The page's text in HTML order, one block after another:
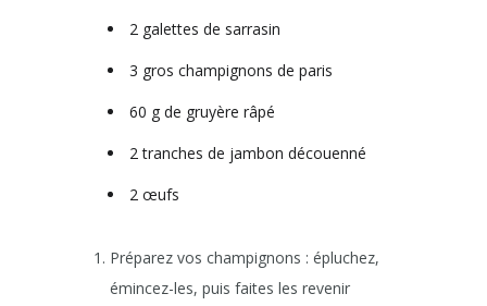
2 galettes de sarrasin
3 gros champignons de paris
60 g de gruyère râpé
2 tranches de jambon découenné
2 œufs
Préparez vos champignons : épluchez,
émincez-les, puis faites les revenir